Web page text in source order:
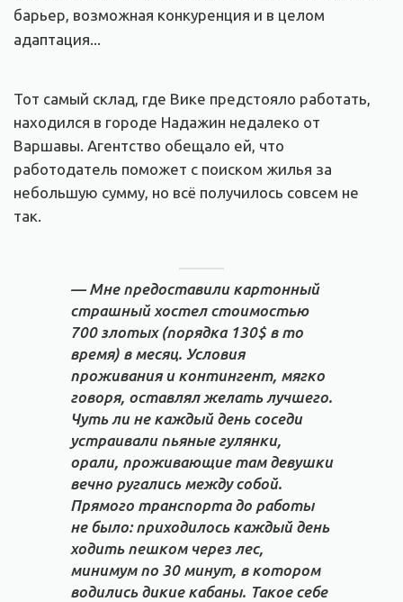
барьер, возможная конкуренция и в целом
адаптация...
Тот самый склад, где Вике предстояло работать,
находился в городе Надажин недалеко от
Варшавы. Агентство обещало ей, что
работодатель поможет с поиском жилья за
небольшую сумму, но всё получилось совсем не
так.
— Мне предоставили картонный
страшный хостел стоимостью
700 злотых (порядка 130$ в то
время) в месяц. Условия
проживания и контингент, мягко
говоря, оставлял желать лучшего.
Чуть ли не каждый день соседи
устраивали пьяные гулянки,
орали, проживающие там девушки
вечно ругались между собой.
Прямого транспорта до работы
не было: приходилось каждый день
ходить пешком через лес,
минимум по 30 минут, в котором
водились дикие кабаны. Такое себе